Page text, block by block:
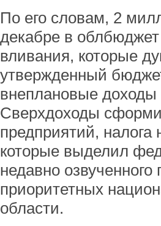
По его словам, 2
декабре в
вливания, которые
утвержденный
внеплановые
Сверхдоходы
предприятий,
которые выделил
недавно озвученного
приоритетных
области.